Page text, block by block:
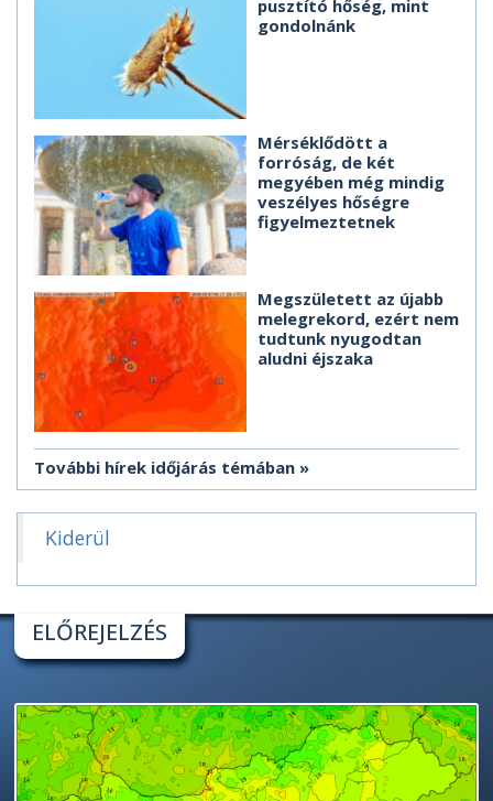
pusztító hőség, mint
gondolnánk
Mérséklődött a
forróság, de két
megyében még mindig
veszélyes hőségre
figyelmeztetnek
Megszületett az újabb
melegrekord, ezért nem
tudtunk nyugodtan
aludni éjszaka
További hírek időjárás témában
Kiderül
ELŐREJELZÉS